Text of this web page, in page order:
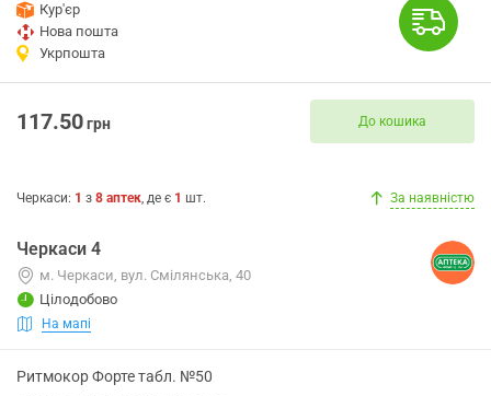
Кур'єр
Нова пошта
Укрпошта
117.50грн До кошика
Черкаси: 1 з 8 аптек, де є 1 шт. За наявністю
Черкаси 4
м. Черкаси, вул. Смілянська, 40
Цілодобово
На мапі
Ритмокор Форте табл. №50